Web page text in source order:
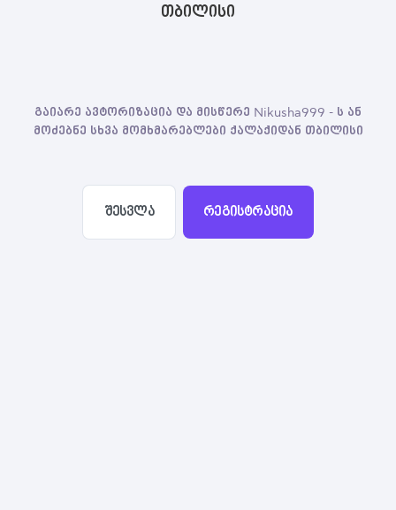
თბილისი
გაიარე ავტორიზაცია და მისწერე Nikusha999 - ს ან
მოძებნე სხვა მომხმარებლები ქალაქიდან თბილისი
შესვლა რეგისტრაცია